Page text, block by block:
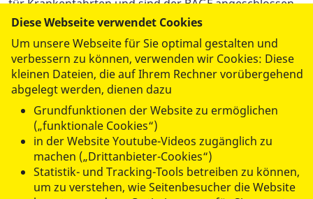
für Krankenfahrten und sind der BAGF angeschlossen.
Dazu kommen ca. 700 Fahrzeuge von derzeit fast 150
Unternehmen, die der Arbeitsgemeinschaft
ein Verhandlungsmandat ausgestellt haben. Die
Arbeitsgemeinschaft rechnet daher mit deutlichen
Versorgungsengpässen bei Krankenfahrten, wenn kein
Verhandlungsergebnis erzielt wird.
Wichtig:Entscheidend ist nicht die Anzahl an Anbietern
von Krankenfahrten, sondern die Anzahl an
Fahrzeugen. Ein Teil der Anbieter verfügt nur über
Fahrzeuge für den Transport gehfähiger Patientinnen
Diese Webseite verwendet Cookies
Um unsere Webseite für Sie optimal gestalten und
verbessern zu können, verwenden wir Cookies: Diese
kleinen Dateien, die auf Ihrem Rechner vorübergehend
abgelegt werden, dienen dazu
Grundfunktionen der Website zu ermöglichen
(„funktionale Cookies“)
in der Website Youtube-Videos zugänglich zu
machen („Drittanbieter-Cookies“)
Statistik- und Tracking-Tools betreiben zu können,
um zu verstehen, wie Seitenbesucher die Website